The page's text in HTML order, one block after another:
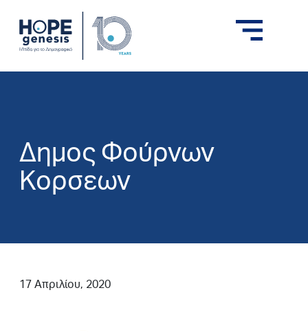
Δημος Φούρνων
Κορσεων
17 Απριλίου, 2020